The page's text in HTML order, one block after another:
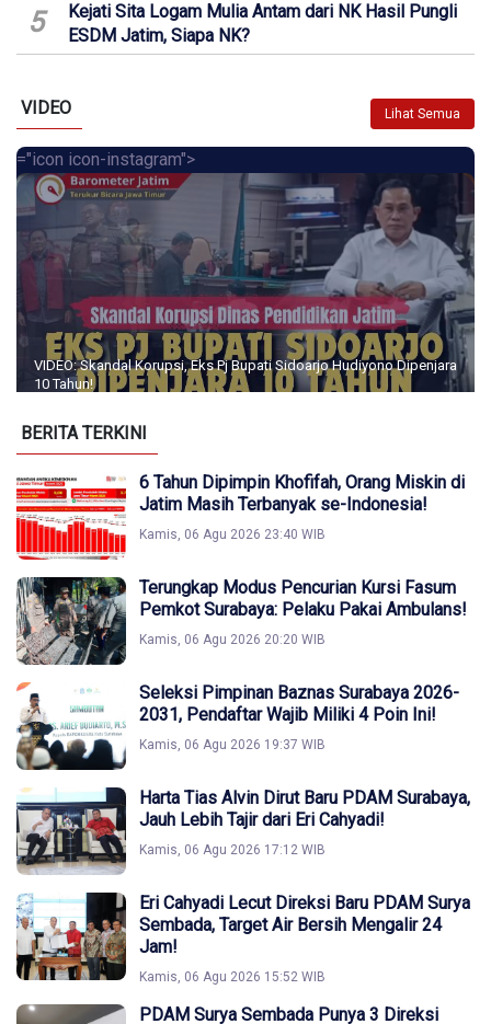
5
Kejati Sita Logam Mulia Antam dari NK Hasil Pungli
ESDM Jatim, Siapa NK?
VIDEO Lihat Semua
="icon icon-instagram">
VIDEO: Skandal Korupsi, Eks Pj Bupati Sidoarjo Hudiyono Dipenjara
10 Tahun!
BERITA TERKINI
6 Tahun Dipimpin Khofifah, Orang Miskin di
Jatim Masih Terbanyak se-Indonesia!
Kamis, 06 Agu 2026 23:40 WIB
Terungkap Modus Pencurian Kursi Fasum
Pemkot Surabaya: Pelaku Pakai Ambulans!
Kamis, 06 Agu 2026 20:20 WIB
Seleksi Pimpinan Baznas Surabaya 2026-
2031, Pendaftar Wajib Miliki 4 Poin Ini!
Kamis, 06 Agu 2026 19:37 WIB
Harta Tias Alvin Dirut Baru PDAM Surabaya,
Jauh Lebih Tajir dari Eri Cahyadi!
Kamis, 06 Agu 2026 17:12 WIB
Eri Cahyadi Lecut Direksi Baru PDAM Surya
Sembada, Target Air Bersih Mengalir 24
Jam!
Kamis, 06 Agu 2026 15:52 WIB
PDAM Surya Sembada Punya 3 Direksi